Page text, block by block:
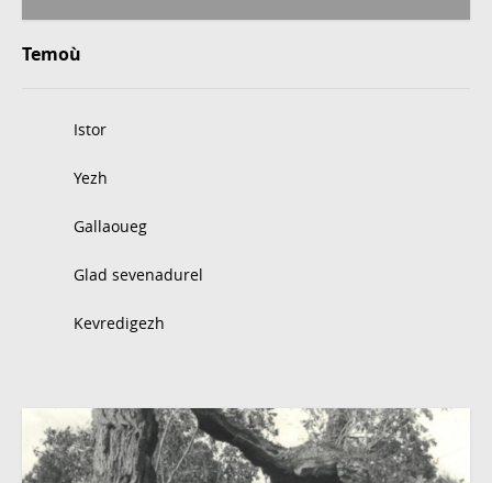
Temoù
Istor
Yezh
Gallaoueg
Glad sevenadurel
Kevredigezh